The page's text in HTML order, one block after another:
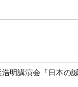
浩明講演会「日本の